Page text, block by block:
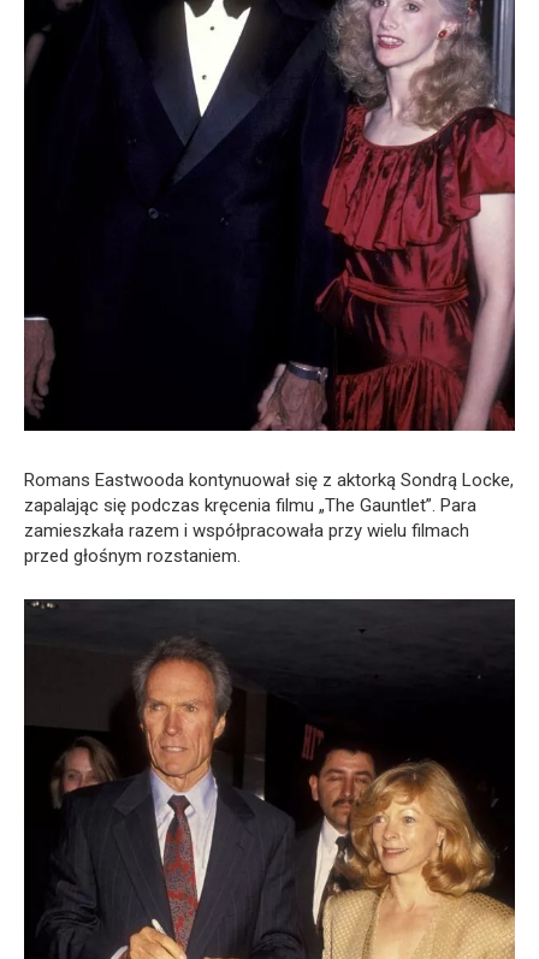
Romans Eastwooda kontynuował się z aktorką Sondrą Locke,
zapalając się podczas kręcenia filmu „The Gauntlet”. Para
zamieszkała razem i współpracowała przy wielu filmach
przed głośnym rozstaniem.